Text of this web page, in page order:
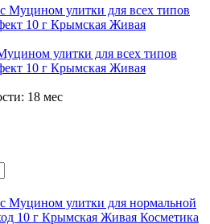
улитки для всех типов
10 г Крымская Живая
18 мес